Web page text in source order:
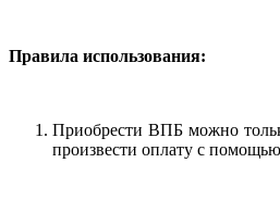
Правила использования:
Приобрести ВПБ можно
произвести оплату с